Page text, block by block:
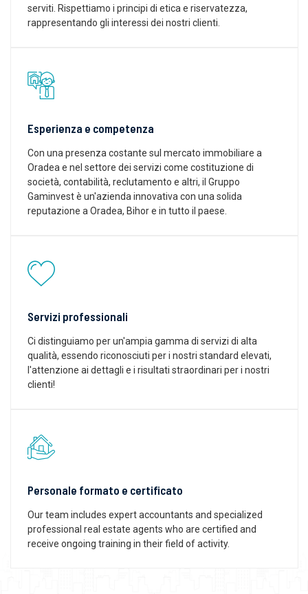
serviti. Rispettiamo i principi di etica e riservatezza,
rappresentando gli interessi dei nostri clienti.
Esperienza e competenza
Con una presenza costante sul mercato immobiliare a
Oradea e nel settore dei servizi come costituzione di
società, contabilità, reclutamento e altri, il Gruppo
Gaminvest è un'azienda innovativa con una solida
reputazione a Oradea, Bihor e in tutto il paese.
Servizi professionali
Ci distinguiamo per un'ampia gamma di servizi di alta
qualità, essendo riconosciuti per i nostri standard elevati,
l'attenzione ai dettagli e i risultati straordinari per i nostri
clienti!
Personale formato e certificato
Our team includes expert accountants and specialized
professional real estate agents who are certified and
receive ongoing training in their field of activity.